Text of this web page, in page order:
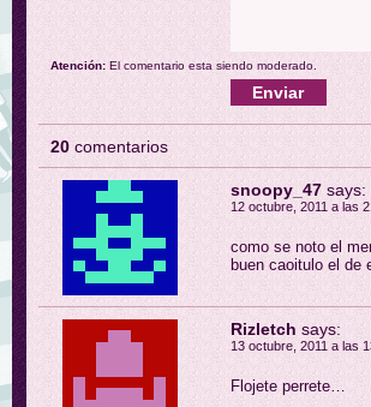
Atención: El comentario esta siendo moderado.
20 comentarios
snoopy_47 says:
12 octubre, 2011 a las
como se noto el
buen caoitulo el de
Rizletch says:
13 octubre, 2011 a las
Flojete perrete…